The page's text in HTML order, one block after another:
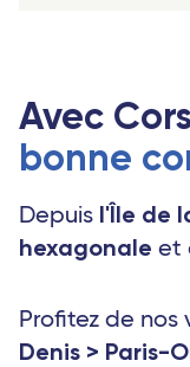
Avec
bonne
Depuis l'Île de
hexagonale et
Profitez de nos
Denis > Paris-